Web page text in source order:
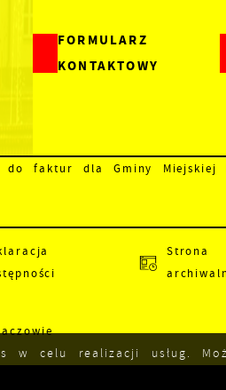
FORMULARZ
KONTAKTOWY
faktur dla Gminy Miejskiej
Strona
w celu realizacji usług.